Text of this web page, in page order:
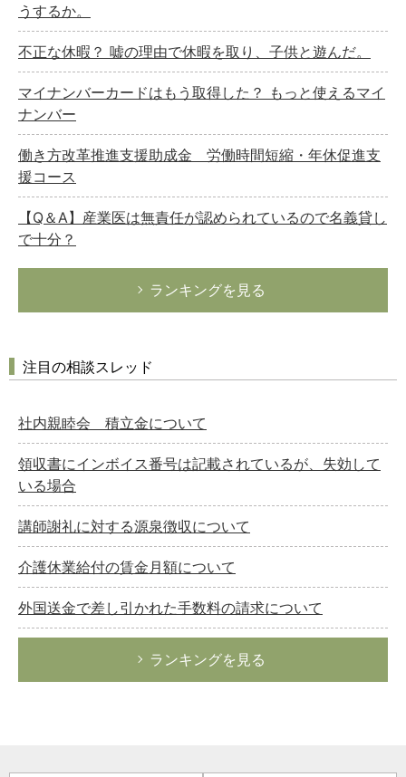
うするか。
不正な休暇？ 嘘の理由で休暇を取り、子供と遊んだ。
マイナンバーカードはもう取得した？ もっと使えるマイ
ナンバー
働き方改革推進支援助成金 労働時間短縮・年休促進支
援コース
【Q＆A】産業医は無責任が認められているので名義貸し
で十分？
ランキングを見る
注目の相談スレッド
社内親睦会 積立金について
領収書にインボイス番号は記載されているが、失効して
いる場合
講師謝礼に対する源泉徴収について
介護休業給付の賃金月額について
外国送金で差し引かれた手数料の請求について
ランキングを見る